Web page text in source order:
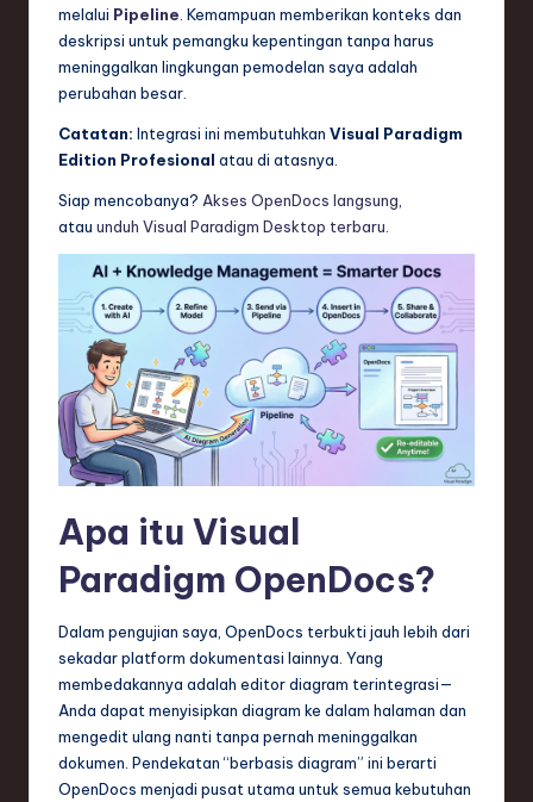
melalui Pipeline. Kemampuan memberikan konteks dan
deskripsi untuk pemangku kepentingan tanpa harus
meninggalkan lingkungan pemodelan saya adalah
perubahan besar.
Catatan: Integrasi ini membutuhkan Visual Paradigm
Edition Profesional atau di atasnya.
Siap mencobanya? Akses OpenDocs langsung,
atau unduh Visual Paradigm Desktop terbaru.
Apa itu Visual
Paradigm OpenDocs?
Dalam pengujian saya, OpenDocs terbukti jauh lebih dari
sekadar platform dokumentasi lainnya. Yang
membedakannya adalah editor diagram terintegrasi—
Anda dapat menyisipkan diagram ke dalam halaman dan
mengedit ulang nanti tanpa pernah meninggalkan
dokumen. Pendekatan “berbasis diagram” ini berarti
OpenDocs menjadi pusat utama untuk semua kebutuhan